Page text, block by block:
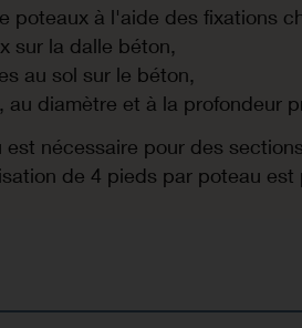
poteaux à l'aide des fixations
sur la dalle béton,
au sol sur le béton,
diamètre et à la profondeur
nécessaire pour des
de 4 pieds par poteau est